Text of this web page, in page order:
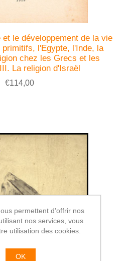
le développement de la vie
l'Egypte, l'Inde, la
chez les Grecs et les
La religion d'Israël
€114,00
permettent d'offrir nos
nos services, vous
utilisation des cookies.
OK